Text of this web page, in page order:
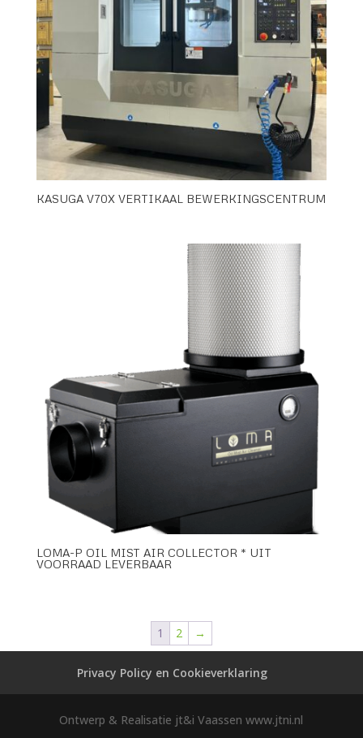
KASUGA V70X VERTIKAAL BEWERKINGSCENTRUM
LOMA-P OIL MIST AIR COLLECTOR * UIT
VOORRAAD LEVERBAAR
1 2 →
Privacy Policy en Cookieverklaring
Ontwerp & Realisatie jt&i Vaassen www.jtni.nl